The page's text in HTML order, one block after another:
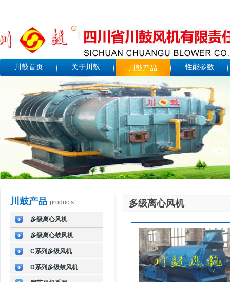
川鼓首页 关于川鼓 川鼓产品 性能参数
川鼓产品 products
多级离心风机
多级离心鼓风机
C系列多级风机
D系列多级鼓风机
多级离心风机